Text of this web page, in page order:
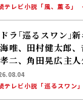
テレビ小説「風、薫る」
ラ｢巡るスワン｣新
唯、田村健太郎
二、角田晃広――主
する警察署の人
テレビ小説「巡るスワン」